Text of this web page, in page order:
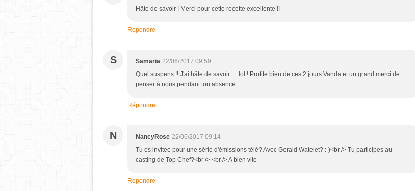
Hâte de savoir ! Merci pour cette recette excellente !!
Répondre
S Samaria 22/06/2017 09:59
Quel suspens !! J'ai hâte de savoir..... lol ! Profite bien de ces 2 jours Vanda et un grand merci de
penser à nous pendant ton absence.
Répondre
N NancyRose 22/06/2017 09:14
Tu es invitee pour une série d'émissions télé? Avec Gerald Watelet? :-)<br /> Tu participes au
casting de Top Chef?<br /> <br /> A bien vite
Répondre